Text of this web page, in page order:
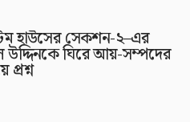
হাউসের সেকশন-২–এর
উদ্দিনকে ঘিরে আয়-সম্পদের
প্রশ্ন